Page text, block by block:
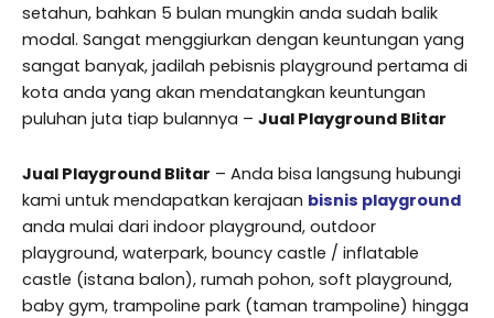
setahun, bahkan 5 bulan mungkin anda sudah balik
modal. Sangat menggiurkan dengan keuntungan yang
sangat banyak, jadilah pebisnis playground pertama di
kota anda yang akan mendatangkan keuntungan
puluhan juta tiap bulannya – Jual Playground Blitar
Jual Playground Blitar – Anda bisa langsung hubungi
kami untuk mendapatkan kerajaan bisnis playground
anda mulai dari indoor playground, outdoor
playground, waterpark, bouncy castle / inflatable
castle (istana balon), rumah pohon, soft playground,
baby gym, trampoline park (taman trampoline) hingga